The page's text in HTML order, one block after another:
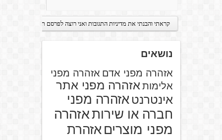
נושאים
אזהרה מפני אדם אזהרה מפני
אלימות אזהרה מפני אתר
אינטרנט אזהרה מפני
חברה או שירות אזהרה
מפני מוצרים אזהרת